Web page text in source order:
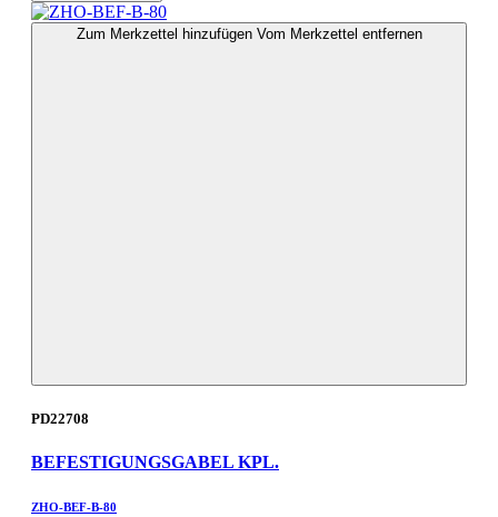
Zum Merkzettel hinzufügen Vom Merkzettel entfernen
PD22708
BEFESTIGUNGSGABEL KPL.
ZHO-BEF-B-80